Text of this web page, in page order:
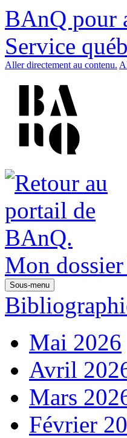
BAnQ pour
Service
Aller directement au contenu.
Mon dossier
Sous-menu
Mai 2026
Avril
Mars
Février